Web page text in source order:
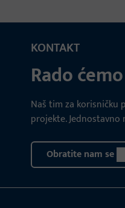
KONTAKT
Rado
Naš tim za korisničku
projekte.
Obratite nam se